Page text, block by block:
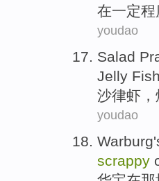
在一定程
youdao
Salad
Jelly Fish
沙律虾
youdao
Warburg
scrappy